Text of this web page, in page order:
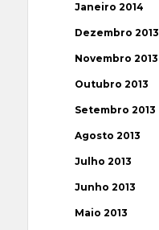
Janeiro 2014
Dezembro 2013
Novembro 2013
Outubro 2013
Setembro 2013
Agosto 2013
Julho 2013
Junho 2013
Maio 2013